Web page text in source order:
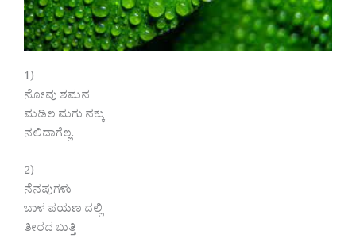
1)
ನೋವು ಶಮನ
ಮಡಿಲ ಮಗು ನಕ್ಕು
ನಲಿದಾಗೆಲ್ಲ.
2)
ನೆನಪುಗಳು
ಬಾಳ ಪಯಣ ದಲ್ಲಿ
ತೀರದ ಬುತ್ತಿ